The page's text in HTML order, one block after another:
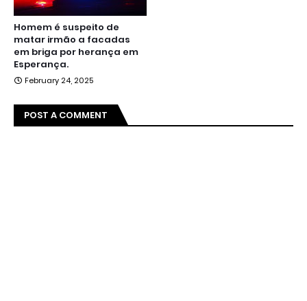
Homem é suspeito de
matar irmão a facadas
em briga por herança em
Esperança.
February 24, 2025
POST A COMMENT